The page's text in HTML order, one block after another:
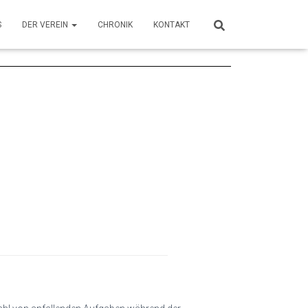
DER VEREIN CHRONIK KONTAKT